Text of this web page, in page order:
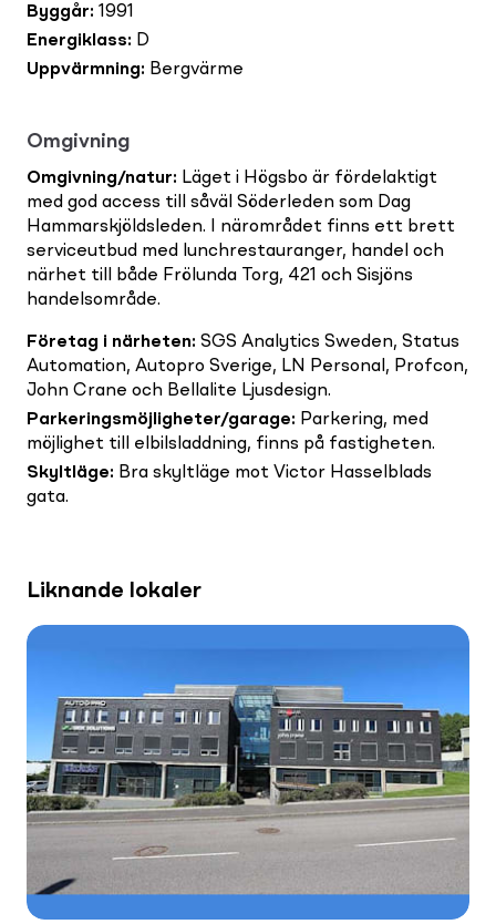
Byggår: 1991
Energiklass: D
Uppvärmning: Bergvärme
Omgivning
Omgivning/natur: Läget i Högsbo är fördelaktigt
med god access till såväl Söderleden som Dag
Hammarskjöldsleden. I närområdet finns ett brett
serviceutbud med lunchrestauranger, handel och
närhet till både Frölunda Torg, 421 och Sisjöns
handelsområde.
Företag i närheten: SGS Analytics Sweden, Status
Automation, Autopro Sverige, LN Personal, Profcon,
John Crane och Bellalite Ljusdesign.
Parkeringsmöjligheter/garage: Parkering, med
möjlighet till elbilsladdning, finns på fastigheten.
Skyltläge: Bra skyltläge mot Victor Hasselblads
gata.
Liknande lokaler